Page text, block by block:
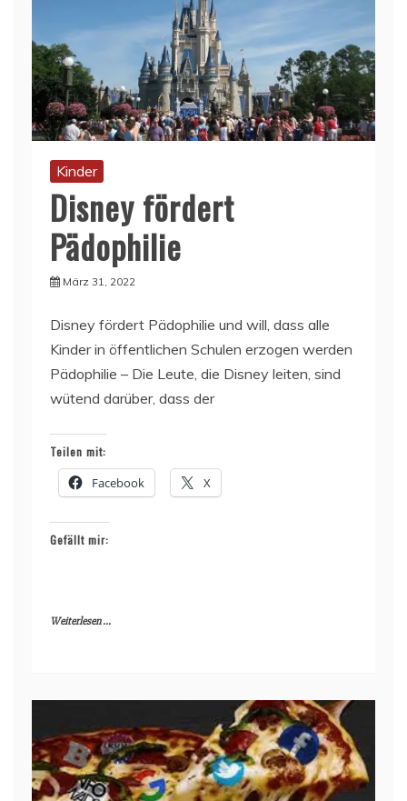
Kinder
Disney fördert
Pädophilie
März 31, 2022
Disney fördert Pädophilie und will, dass alle
Kinder in öffentlichen Schulen erzogen werden
Pädophilie – Die Leute, die Disney leiten, sind
wütend darüber, dass der
Teilen mit:
Facebook X
Gefällt mir:
Weiterlesen ...